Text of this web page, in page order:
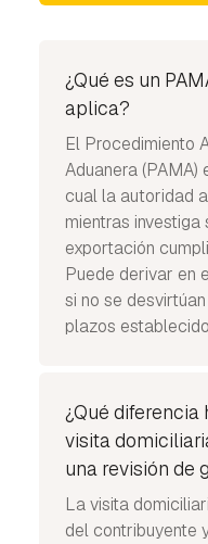
¿Qué es un
aplica?
El Procedimiento
Aduanera
cual la autoridad
mientras
exportación
Puede derivar en
si no se
plazos
¿Qué diferencia
visita
una revisión de
La visita
del contribuyente